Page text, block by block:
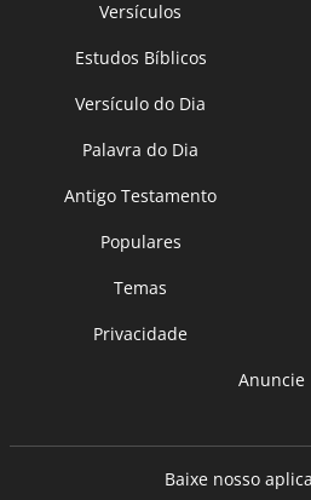
Versículos
Estudos Bíblicos
Versículo do Dia
Palavra do Dia
Antigo Testamento
Populares
Temas
Privacidade
Anuncie
Baixe nosso